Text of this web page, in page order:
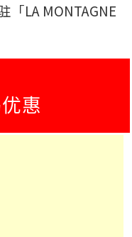
「LA MONTAGNE
惠